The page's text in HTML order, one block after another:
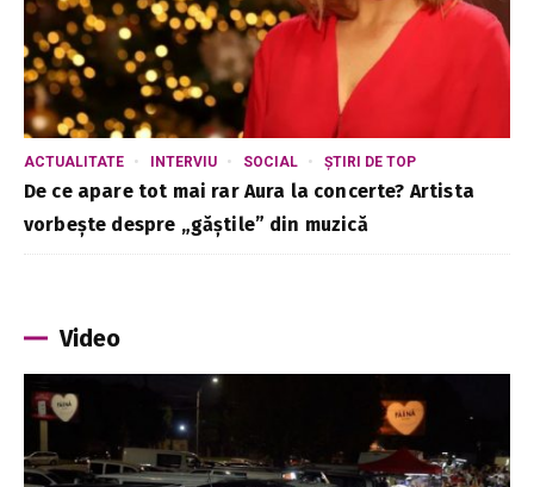
ACTUALITATE INTERVIU SOCIAL ȘTIRI DE TOP
De ce apare tot mai rar Aura la concerte? Artista
vorbește despre „găștile” din muzică
Video